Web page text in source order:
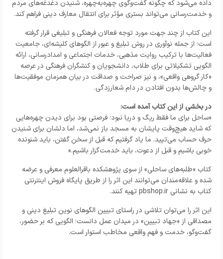
داده می‌شود که چگونه گفت‌وگوی چهره‌به‌چهره، شنیدن دغدغه‌های مردم
و خدمت‌رسانی می‌تواند بستری مؤثر برای انتقال معارف دینی فراهم کند.
این کتاب از چند جهت مورد توجه فعالان فرهنگی و تبلیغی قرار گرفته
است؛ از جمله نوآوری در روش تبلیغ و عبور از الگوهای کلیشه‌ای، جامعیت
فعالیت‌ها با ترکیب روایت مذهبی، خدمات اجتماعی و امدادرسانی، ارائه
الگویی تشکیلاتی برای طلاب، دانشجویان و کنشگران فرهنگی در عرصه
«کار گروهی واقعی»، و نیز صراحت و صداقت در بیان همزمان موفقیت‌ها
و چالش‌ها بدون افتادن در دام شعارزدگی.
در بخشی از این کتاب آمده است:
«ساحل برای ما فقط ریگ و دریا نبود؛ فرصتی بود برای دیدن چهره‌هایی
که شاید هیچ‌وقت پایشان به مسجد باز نمی‌شد، اما دلشان برای شنیدن
حرف حساب می‌تپید. ما یاد گرفتیم که قبل از سخن گفتن، باید شنونده
خوبی باشیم و قبل از دعوت، باید خدمت‌گزار باشیم.»
کتاب «طلبه‌های ساحلی» از سوی پژوهشکده باقرالعلوم معرفی و عرضه
شده و علاقه‌مندان می‌توانند این اثر را از طریق پایگاه فروش اینترنتی
کتاب به نشانی pbshop.ir تهیه کنند.
این اثر را می‌توان تلاشی در راستای تبیین الگوهای نوین تبلیغ دینی و
مصداقی از «جهاد تبیین» در میدان عمل دانست؛ الگویی که بر حضور،
گفت‌وگو، خدمت و فهم واقعی مخاطب استوار است.